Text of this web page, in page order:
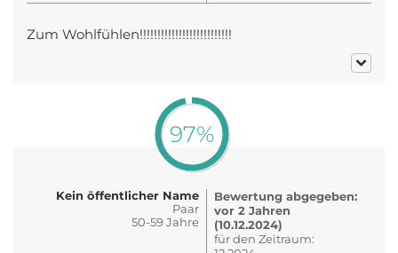
Zum Wohlfühlen!!!!!!!!!!!!!!!!!!!!!!!!!!
97%
Kein öffentlicher Name
Paar
50-59 Jahre
Bewertung abgegeben:
vor 2 Jahren
(10.12.2024)
für den Zeitraum: